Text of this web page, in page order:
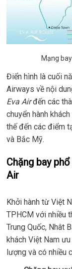
Mạng
Điển hình là cuối
Airways về nội
Eva Airđến các
chuyển hành
thế đến các điểm
và Bắc Mỹ.
Chặng bay
Air
Khởi hành từ Việt
TPHCM với nhiều
Trung Quốc, Nhât
khách Việt Nam
lượng và có nhiều